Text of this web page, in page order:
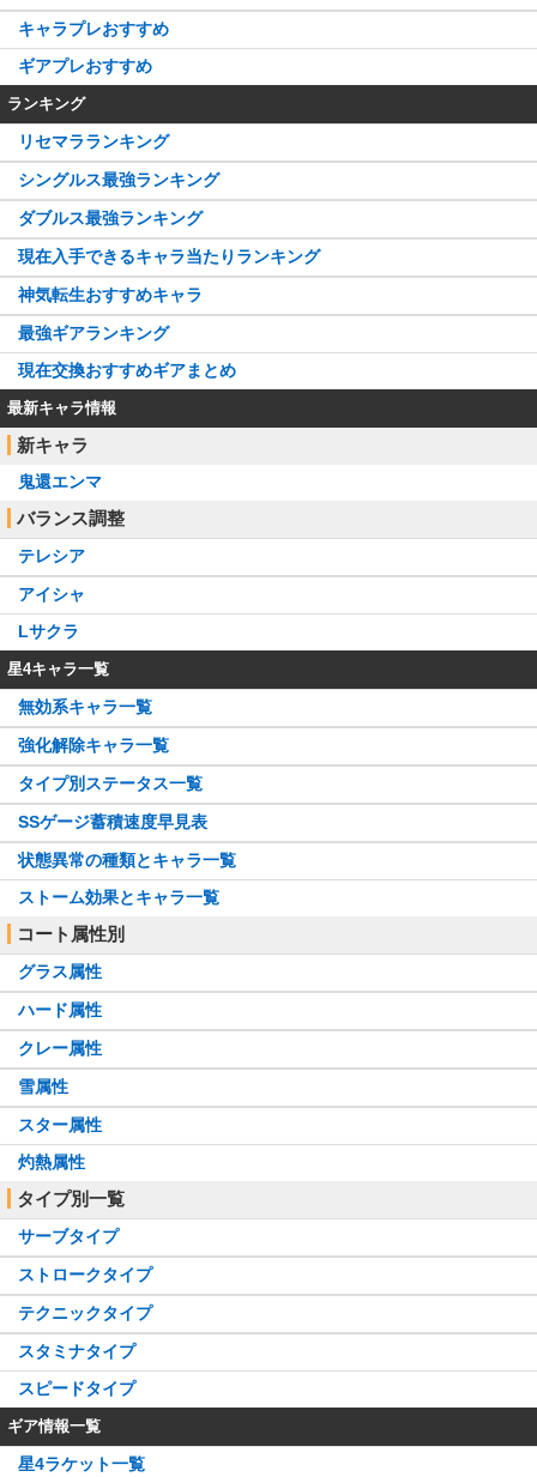
キャラプレおすすめ
ギアプレおすすめ
ランキング
リセマラランキング
シングルス最強ランキング
ダブルス最強ランキング
現在入手できるキャラ当たりランキング
神気転生おすすめキャラ
最強ギアランキング
現在交換おすすめギアまとめ
最新キャラ情報
新キャラ
鬼還エンマ
バランス調整
テレシア
アイシャ
Lサクラ
星4キャラ一覧
無効系キャラ一覧
強化解除キャラ一覧
タイプ別ステータス一覧
SSゲージ蓄積速度早見表
状態異常の種類とキャラ一覧
ストーム効果とキャラ一覧
コート属性別
グラス属性
ハード属性
クレー属性
雪属性
スター属性
灼熱属性
タイプ別一覧
サーブタイプ
ストロークタイプ
テクニックタイプ
スタミナタイプ
スピードタイプ
ギア情報一覧
星4ラケット一覧